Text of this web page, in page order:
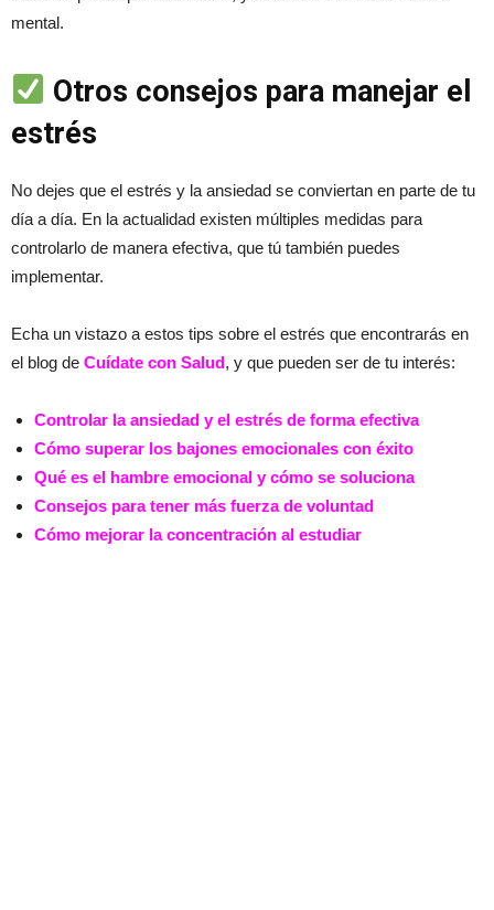
mental.
Otros consejos para manejar el
estrés
No dejes que el estrés y la ansiedad se conviertan en parte de tu
día a día. En la actualidad existen múltiples medidas para
controlarlo de manera efectiva, que tú también puedes
implementar.
Echa un vistazo a estos tips sobre el estrés que encontrarás en
el blog de Cuídate con Salud, y que pueden ser de tu interés:
Controlar la ansiedad y el estrés de forma efectiva
Cómo superar los bajones emocionales con éxito
Qué es el hambre emocional y cómo se soluciona
Consejos para tener más fuerza de voluntad
Cómo mejorar la concentración al estudiar